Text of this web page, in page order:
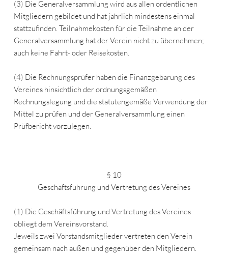
(3) Die Generalversammlung wird aus allen ordentlichen
Mitgliedern gebildet und hat jährlich mindestens einmal
stattzufinden. Teilnahmekosten für die Teilnahme an der
Generalversammlung hat der Verein nicht zu übernehmen;
auch keine Fahrt- oder Reisekosten.
(4) Die Rechnungsprüfer haben die Finanzgebarung des
Vereines hinsichtlich der ordnungsgemäßen
Rechnungslegung und die statutengemäße Verwendung der
Mittel zu prüfen und der Generalversammlung einen
Prüfbericht vorzulegen.
§ 10
Geschäftsführung und Vertretung des Vereines
(1) Die Geschäftsführung und Vertretung des Vereines
obliegt dem Vereinsvorstand.
Jeweils zwei Vorstandsmitglieder vertreten den Verein
gemeinsam nach außen und gegenüber den Mitgliedern.